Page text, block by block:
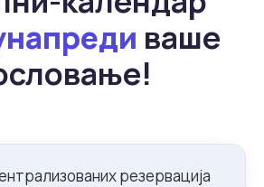
ваше
резервација